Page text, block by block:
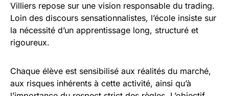
Villiers repose sur une vision responsable du trading.
Loin des discours sensationnalistes, l’école insiste sur
la nécessité d’un apprentissage long, structuré et
rigoureux.
Chaque élève est sensibilisé aux réalités du marché,
aux risques inhérents à cette activité, ainsi qu’à